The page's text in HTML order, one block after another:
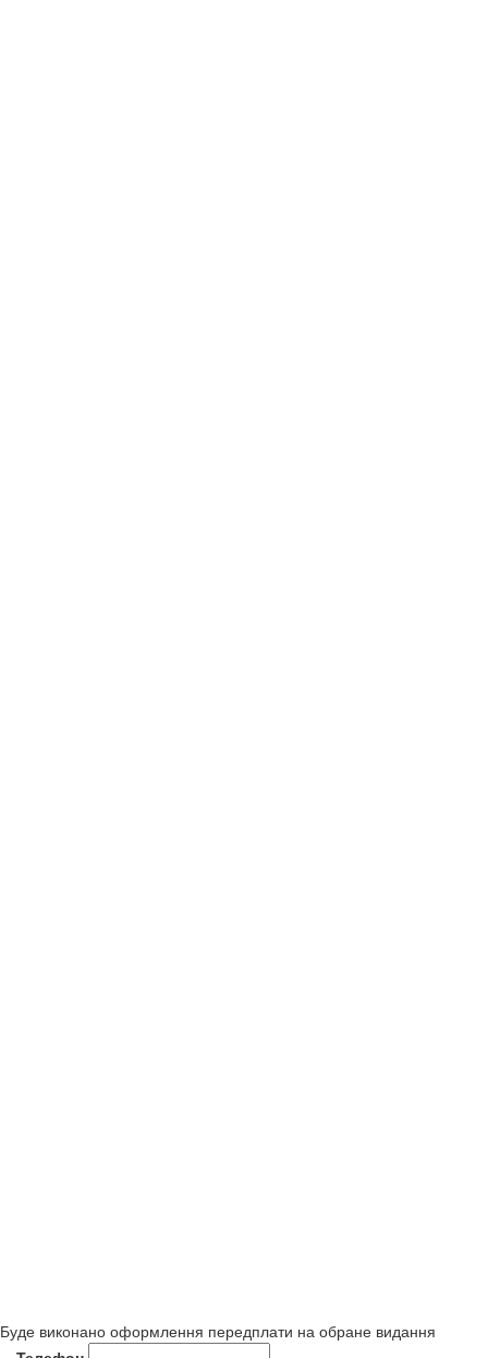
Буде виконано оформлення передплати на обране видання